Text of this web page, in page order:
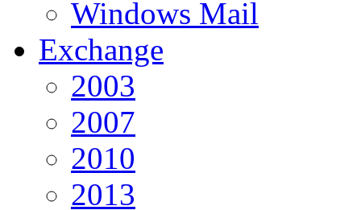
Windows Mail
Exchange
2003
2007
2010
2013